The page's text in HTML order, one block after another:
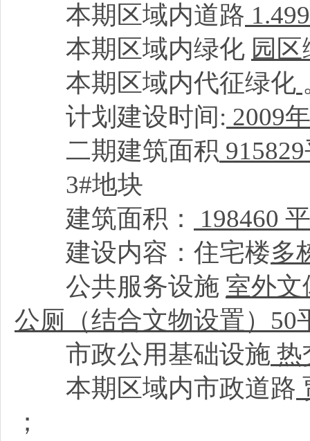
本期区域内道路
本期区域内绿化 园
本期区域内代征绿化
计划建设时间: 2009
二期建筑面积
3#地块
建筑面积：
198460
建设内容：住宅楼多
公共服务设施 室外文
公厕（结合文物设置）50
市政公用基础设施 热
本期区域内市政道路
；